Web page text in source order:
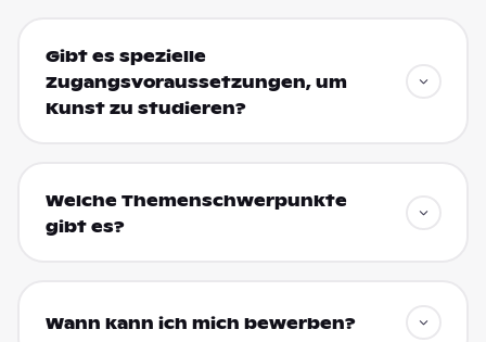
Gibt es spezielle
Zugangsvoraussetzungen, um
Kunst zu studieren?
Welche Themenschwerpunkte
gibt es?
Wann kann ich mich bewerben?